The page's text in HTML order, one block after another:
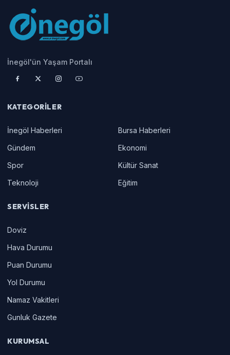
İnegöl'ün Yaşam Portalı
KATEGORILER
İnegöl Haberleri
Bursa Haberleri
Gündem
Ekonomi
Spor
Kültür Sanat
Teknoloji
Eğitim
SERVISLER
Doviz
Hava Durumu
Puan Durumu
Yol Durumu
Namaz Vakitleri
Gunluk Gazete
KURUMSAL